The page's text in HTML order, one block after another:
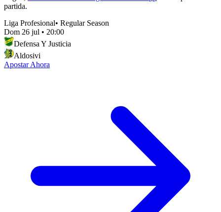
partida.
Liga Profesional• Regular Season
Dom 26 jul • 20:00
Defensa Y Justicia
Aldosivi
Apostar Ahora